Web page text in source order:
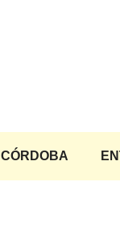
CÓRDOBA